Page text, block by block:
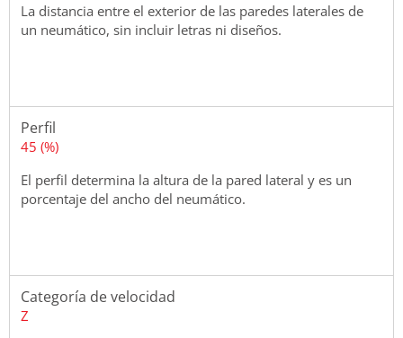
La distancia entre el exterior de las paredes laterales de
un neumático, sin incluir letras ni diseños.
Perfil
45 (%)
El perfil determina la altura de la pared lateral y es un
porcentaje del ancho del neumático.
Categoría de velocidad
Z